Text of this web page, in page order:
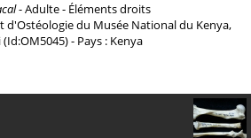
- Adulte - Éléments droits
d'Ostéologie du Musée National du Kenya,
- Pays : Kenya